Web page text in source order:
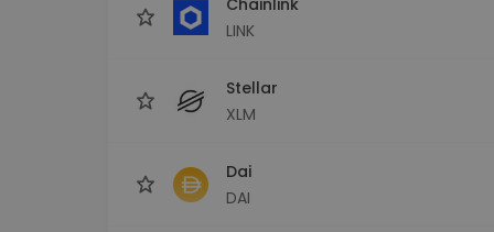
LINK
Stellar
XLM
Dai
DAI